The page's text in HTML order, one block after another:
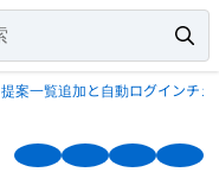
提案一覧追加と自動ログインチ